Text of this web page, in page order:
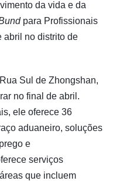
da vida e da
para Profissionais
abril no distrito de
Sul de Zhongshan,
no final de abril.
ele oferece 36
aduaneiro, soluções
e
serviços
que incluem